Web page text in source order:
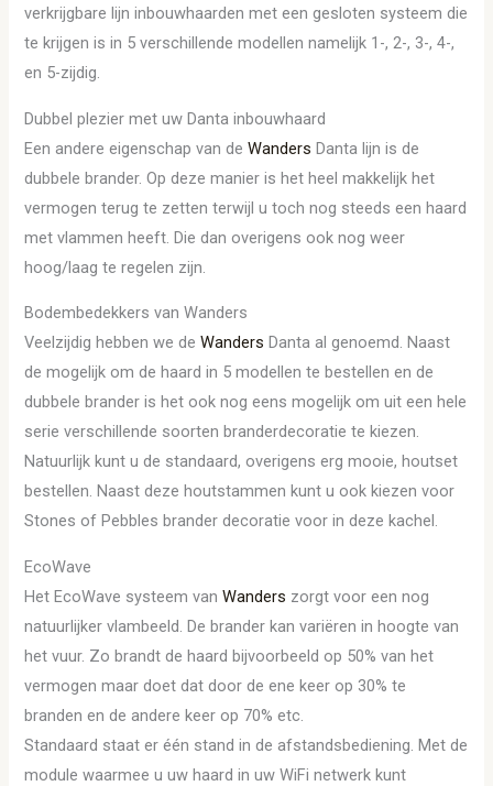
verkrijgbare lijn inbouwhaarden met een gesloten systeem die
te krijgen is in 5 verschillende modellen namelijk 1-, 2-, 3-, 4-,
en 5-zijdig.
Dubbel plezier met uw Danta inbouwhaard
Een andere eigenschap van deWanders Danta lijn is de
dubbele brander. Op deze manier is het heel makkelijk het
vermogen terug te zetten terwijl u toch nog steeds een haard
met vlammen heeft. Die dan overigens ook nog weer
hoog/laag te regelen zijn.
Bodembedekkers van Wanders
Veelzijdig hebben we deWanders Danta al genoemd. Naast
de mogelijk om de haard in 5 modellen te bestellen en de
dubbele brander is het ook nog eens mogelijk om uit een hele
serie verschillende soorten branderdecoratie te kiezen.
Natuurlijk kunt u de standaard, overigens erg mooie, houtset
bestellen. Naast deze houtstammen kunt u ook kiezen voor
Stones of Pebbles brander decoratie voor in deze kachel.
EcoWave
Het EcoWave systeem vanWanders zorgt voor een nog
natuurlijker vlambeeld. De brander kan variëren in hoogte van
het vuur. Zo brandt de haard bijvoorbeeld op 50% van het
vermogen maar doet dat door de ene keer op 30% te
branden en de andere keer op 70% etc.
Standaard staat er één stand in de afstandsbediening. Met de
module waarmee u uw haard in uw WiFi netwerk kunt